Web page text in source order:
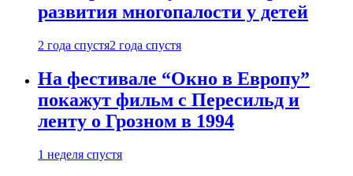
развития многопалости у детей
2 года спустя2 года спустя
На фестивале “Окно в Европу”
покажут фильм с Пересильд и
ленту о Грозном в 1994
1 неделя спустя